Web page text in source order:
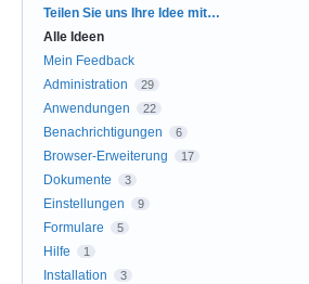
Kategorien
Teilen Sie uns Ihre Idee mit…
Alle Ideen
Mein Feedback
Administration
29
Anwendungen 22
Benachrichtigungen 6
Browser-Erweiterung 17
Dokumente 3
Einstellungen 9
Formulare 5
Hilfe 1
Installation 3